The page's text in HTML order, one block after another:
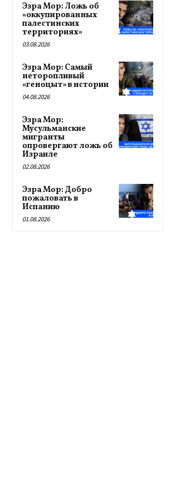
Эзра Мор: Ложь об
«оккупированных
палестинских
территориях»
03.08.2026
Эзра Мор: Самый
неторопливый
«геноцыт» в истории
04.08.2026
Эзра Мор:
Мусульманские
мигранты
опровергают ложь об
Израиле
02.08.2026
Эзра Мор: Добро
пожаловать в
Испанию
01.08.2026